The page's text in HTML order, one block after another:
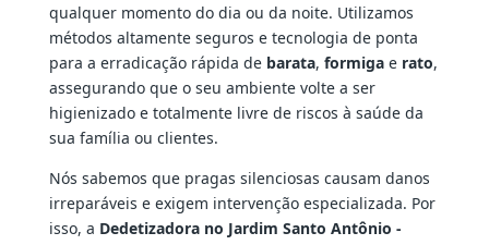
qualquer momento do dia ou da noite. Utilizamos
métodos altamente seguros e tecnologia de ponta
para a erradicação rápida de barata, formigae rato,
assegurando que o seu ambiente volte a ser
higienizado e totalmente livre de riscos à saúde da
sua família ou clientes.
Nós sabemos que pragas silenciosas causam danos
irreparáveis e exigem intervenção especializada. Por
isso, a Dedetizadora no Jardim Santo Antônio -